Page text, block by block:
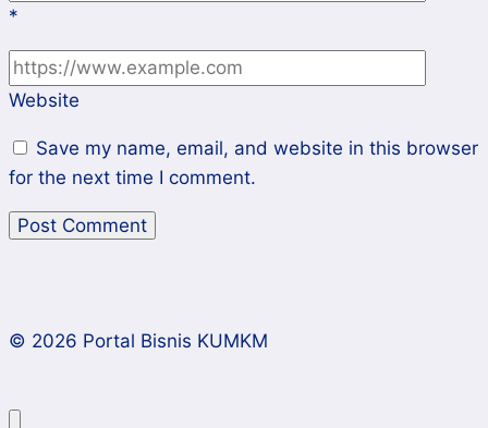
*
Website
Save my name, email, and website in this browser
for the next time I comment.
© 2026 Portal Bisnis KUMKM